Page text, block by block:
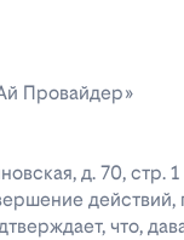
Провайдер»
д. 70, стр. 1
что,